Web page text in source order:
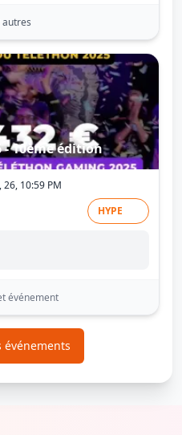
- 10ème édition
10:59 PM
HYPE
événement
événements